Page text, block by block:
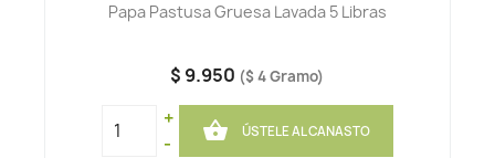
Papa Pastusa Gruesa Lavada 5 Libras
$ 9.950 ($ 4 Gramo)
+
-
 ÚSTELE AL CANASTO